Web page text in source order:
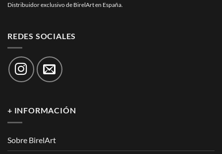
Distribuidor exclusivo de BirelArt en España.
REDES SOCIALES
+ INFORMACIÓN
Sobre BirelArt